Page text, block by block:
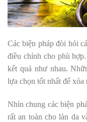
Các biện pháp đòi hỏi
điều chỉnh cho phù
kết quả như nhau.
lựa chọn tốt nhất để
Nhìn chung các biện
rất an toàn cho làn da